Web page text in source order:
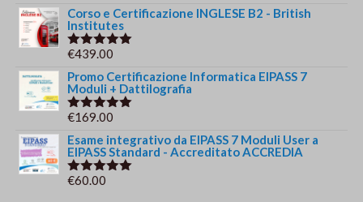
€244.00.€179.00.
Corso e Certificazione INGLESE B2 - British
Institutes
Valutato
€439.00
Promo Certificazione Informatica EIPASS 7
Moduli + Dattilografia
Valutato
€169.00
Esame integrativo da EIPASS 7 Moduli User a
EIPASS Standard - Accreditato ACCREDIA
Valutato
€60.00